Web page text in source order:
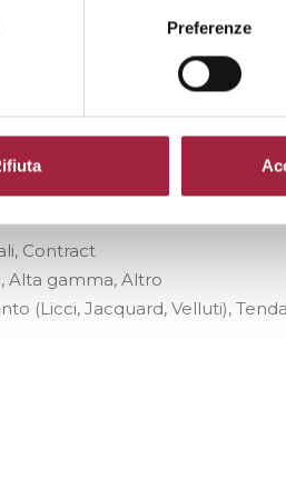
Preferenze
metri.
in ogni aspetto del
(BE)
Contract
Alta gamma, Altro
(Licci, Jacquard, Velluti),